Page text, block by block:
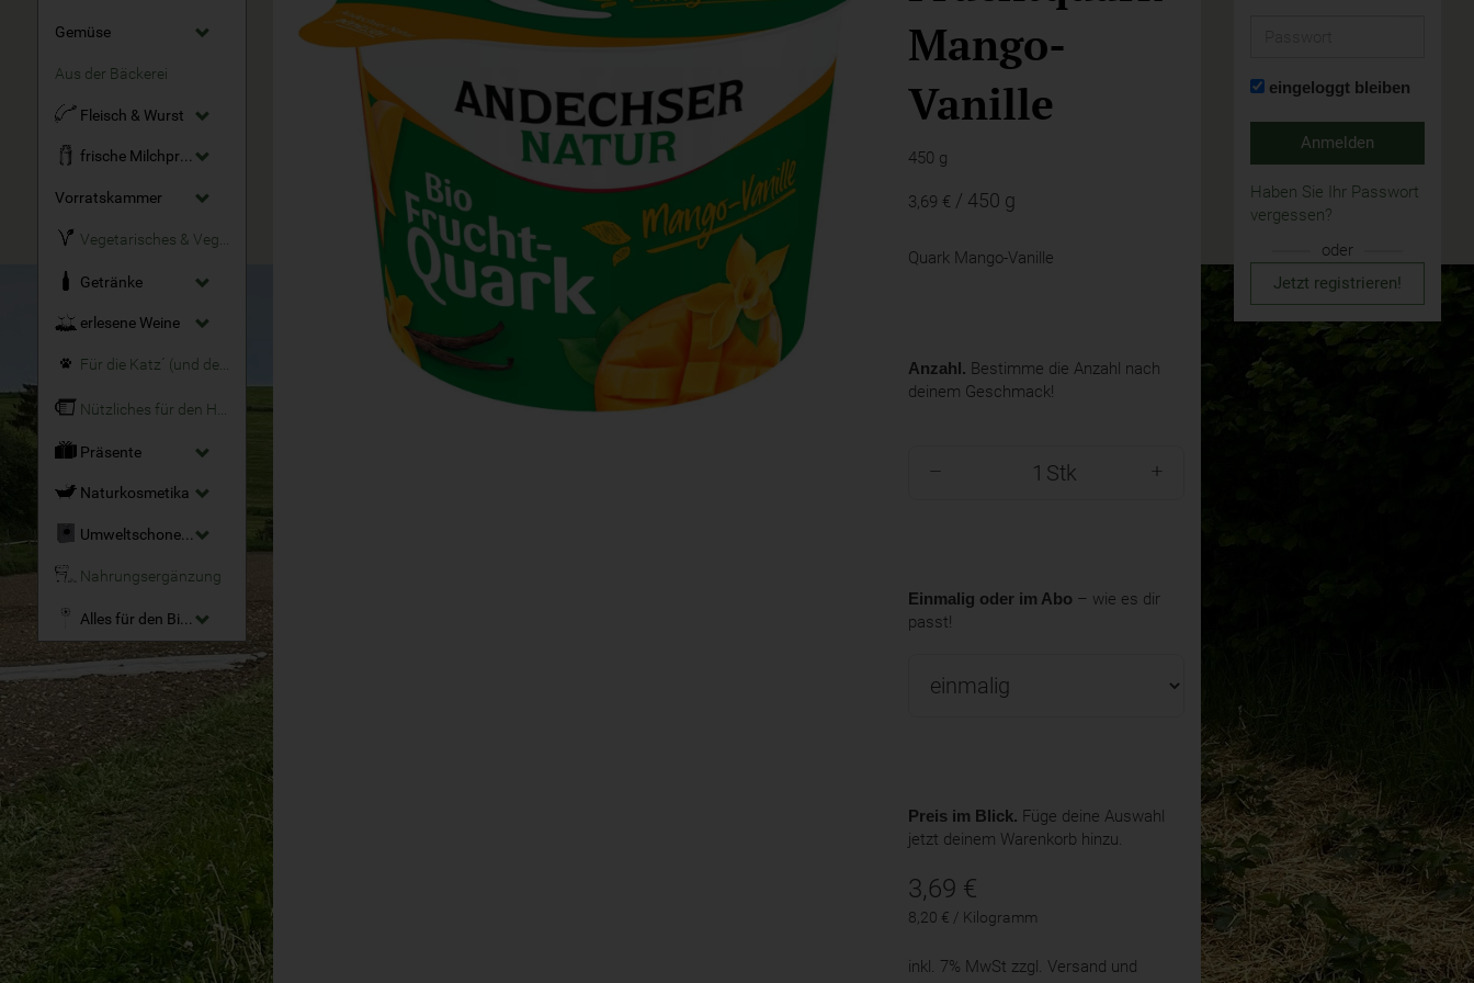
Gemüse
Aus der Bäckerei
Fleisch & Wurst
frische Milchprodukte
Vorratskammer
Getränke
erlesene Weine
Für die Katz´ (und den Hund)
Präsente
Naturkosmetika
Umweltschonende Reinigungsmittel
Nahrungsergänzung
Alles für den Bio-Garten
Mango-
Vanille
450 g
3,69 € / 450 g
Quark Mango-Vanille
Anzahl. Bestimme die Anzahl nach
deinem Geschmack!
Stk
Einmalig oder im Abo – wie es dir
passt!
Preis im Blick. Füge deine Auswahl
jetzt deinem Warenkorb hinzu.
3,69 €
8,20 € / Kilogramm
inkl. 7% MwSt zzgl. Versand und
eingeloggt bleiben
Anmelden
Haben Sie Ihr Passwort
vergessen?
oder
Jetzt registrieren!